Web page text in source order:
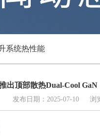
系统热性能
出顶部散热Dual-Cool
发布日期：2025-07-10 浏